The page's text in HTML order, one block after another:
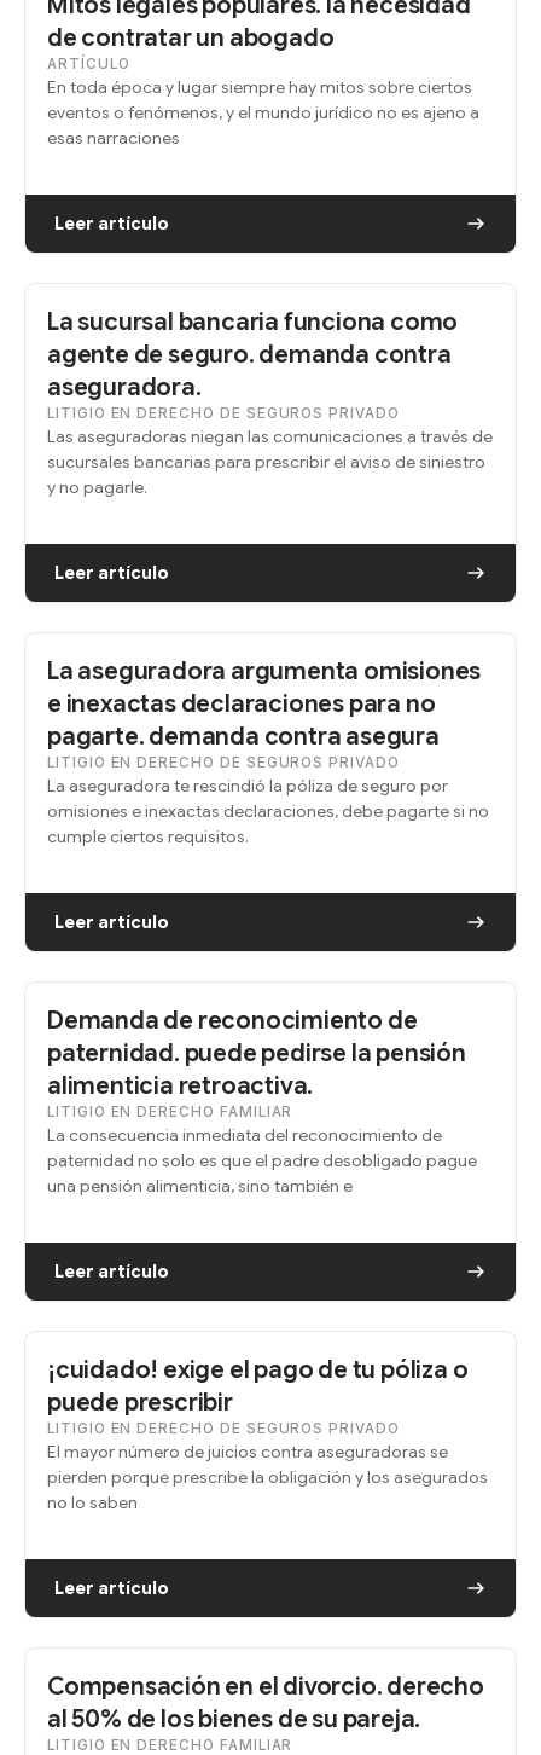
de contratar un abogado
ARTÍCULO
En toda época y lugar siempre hay mitos sobre ciertos
eventos o fenómenos, y el mundo jurídico no es ajeno a
esas narraciones
Leer artículo
La sucursal bancaria funciona como
agente de seguro. demanda contra
aseguradora.
LITIGIO EN DERECHO DE SEGUROS PRIVADO
Las aseguradoras niegan las comunicaciones a través de
sucursales bancarias para prescribir el aviso de siniestro
y no pagarle.
Leer artículo
La aseguradora argumenta omisiones
e inexactas declaraciones para no
pagarte. demanda contra asegura
LITIGIO EN DERECHO DE SEGUROS PRIVADO
La aseguradora te rescindió la póliza de seguro por
omisiones e inexactas declaraciones, debe pagarte si no
cumple ciertos requisitos.
Leer artículo
Demanda de reconocimiento de
paternidad. puede pedirse la pensión
alimenticia retroactiva.
LITIGIO EN DERECHO FAMILIAR
La consecuencia inmediata del reconocimiento de
paternidad no solo es que el padre desobligado pague
una pensión alimenticia, sino también e
Leer artículo
¡cuidado! exige el pago de tu póliza o
puede prescribir
LITIGIO EN DERECHO DE SEGUROS PRIVADO
El mayor número de juicios contra aseguradoras se
pierden porque prescribe la obligación y los asegurados
no lo saben
Leer artículo
Compensación en el divorcio. derecho
al 50% de los bienes de su pareja.
LITIGIO EN DERECHO FAMILIAR